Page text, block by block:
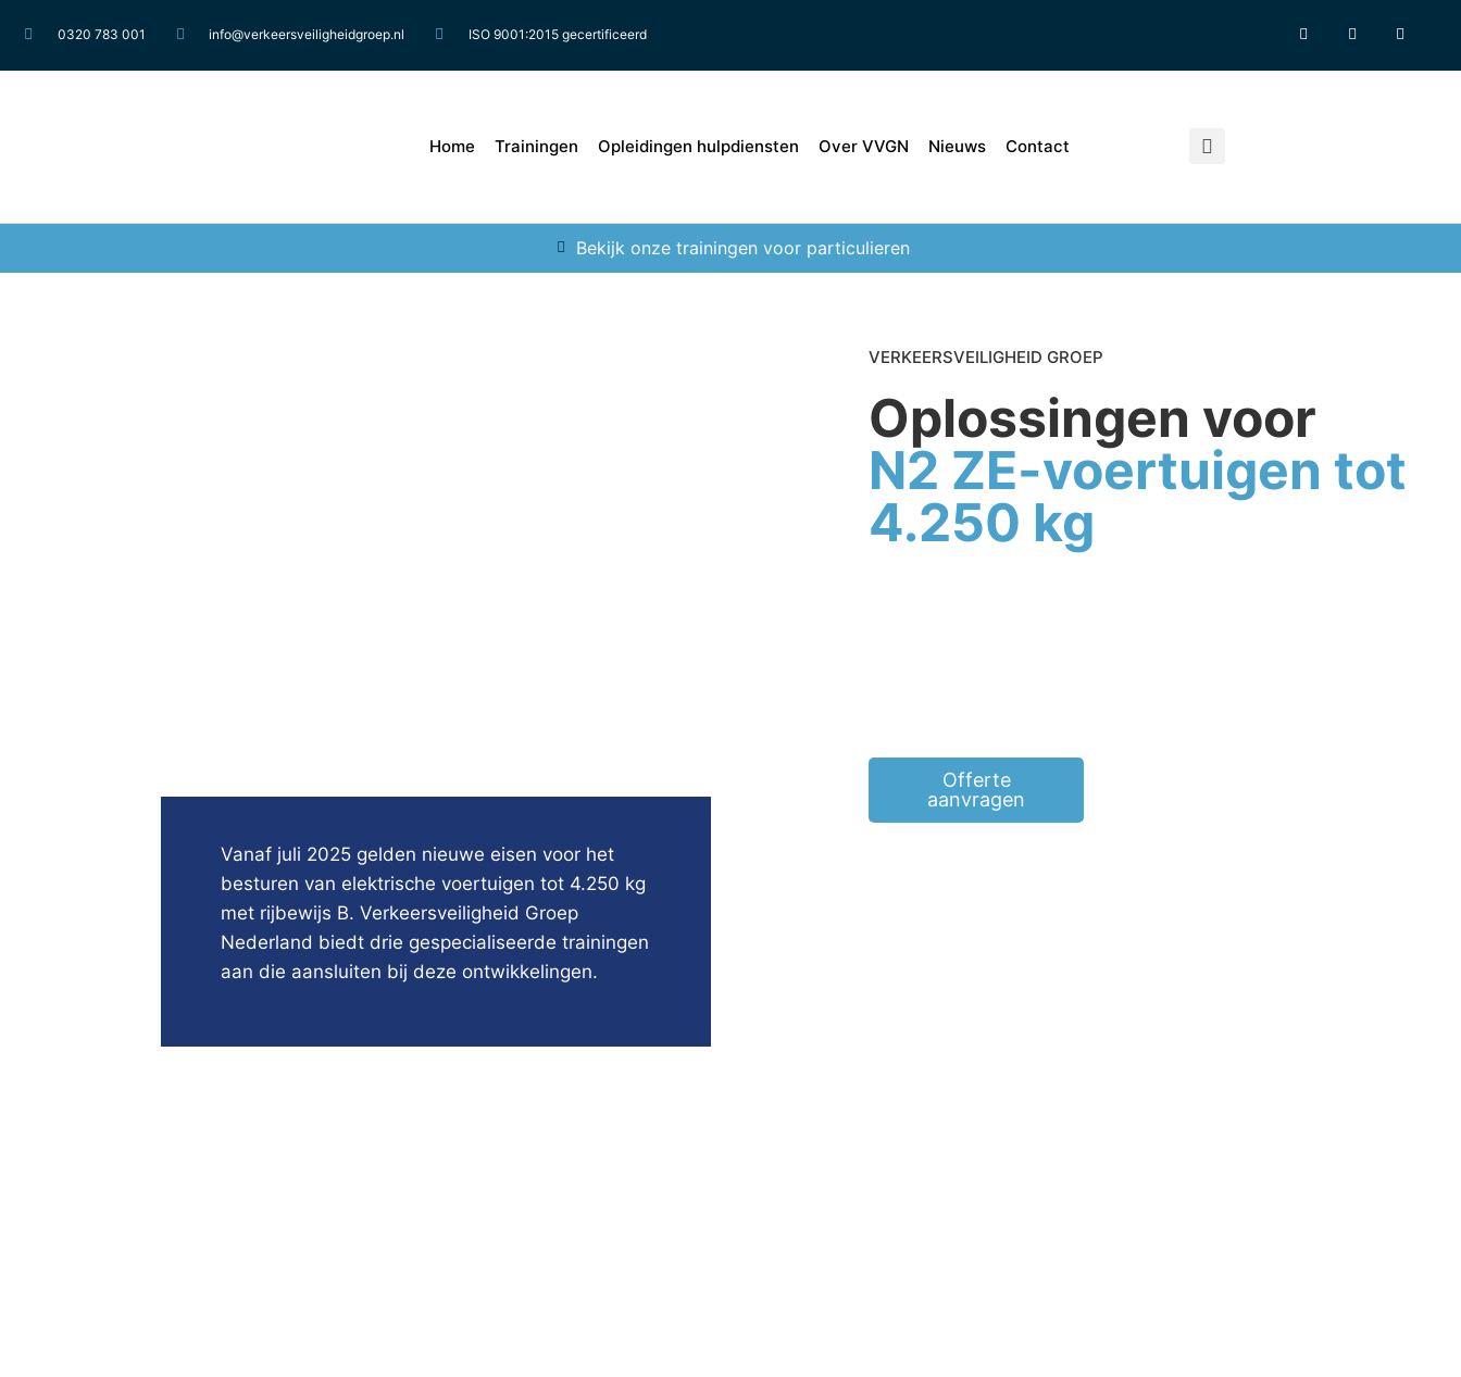
0320 783 001 info@verkeersveiligheidgroep.nl ISO 9001:2015 gecertificeerd
Home Trainingen Opleidingen hulpdiensten Over VVGN Nieuws Contact
Bekijk onze trainingen voor particulieren
VERKEERSVEILIGHEID GROEP
Oplossingen voor
N2 ZE-voertuigen tot
4.250 kg
Offerte
aanvragen
Vanaf juli 2025 gelden nieuwe eisen voor het
besturen van elektrische voertuigen tot 4.250 kg
met rijbewijs B. Verkeersveiligheid Groep
Nederland biedt drie gespecialiseerde trainingen
aan die aansluiten bij deze ontwikkelingen.